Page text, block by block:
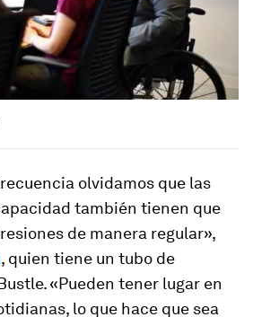
olvidamos que las
también tienen que
de manera regular»,
, quien tiene un tubo de
«Pueden tener lugar en
lo que hace que sea